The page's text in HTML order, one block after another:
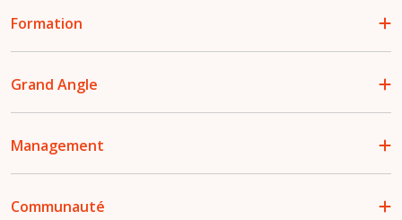
Formation
Grand Angle
Management
Communauté